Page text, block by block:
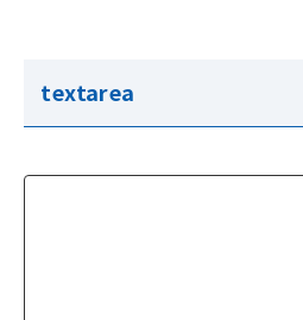
textarea